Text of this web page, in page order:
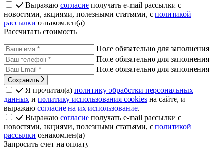
Выражаю согласие получать e-mail рассылки с
новостями, акциями, полезными статьями, с политикой
рассылки ознакомлен(а)
Рассчитать стоимость
Поле обязательно для заполнения
Поле обязательно для заполнения
Поле обязательно для заполнения
Сохранить
Я прочитал(а) политику обработки персональных
данных и политику использования cookies на сайте, и
выражаю согласие на их использование.
Выражаю согласие получать e-mail рассылки с
новостями, акциями, полезными статьями, с политикой
рассылки ознакомлен(а)
Запросить счет на оплату